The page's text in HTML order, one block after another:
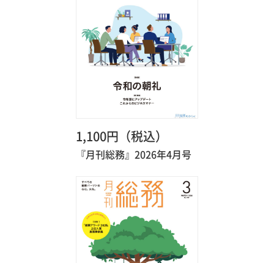
1,100円（税込）
『月刊総務』2026年4月号